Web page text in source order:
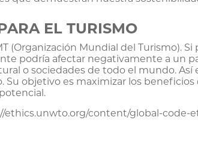
EL TURISMO
(Organización Mundial del Turismo). Si
podría afectar negativamente a un
o sociedades de todo el mundo. Así
Su objetivo es maximizar los beneficios
ethics.unwto.org/content/global-code-